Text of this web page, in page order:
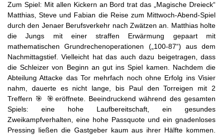
Zum Spiel: Mit allen Kickern an Bord trat das „Magische Dreieck“
Matthias, Steve und Fabian die Reise zum Mittwoch-Abend-Spiel
durch den Jenaer Berufsverkehr nach Zwätzen an. Matthias holte
die Jungs mit einer straffen Erwärmung gepaart mit
mathematischen Grundrechenoperationen („100-87“) aus dem
Nachmittagstief. Vielleicht hat das auch dazu beigetragen, dass
die Schleizer von Beginn an gut ins Spiel kamen. Nachdem die
Abteilung Attacke das Tor mehrfach noch ohne Erfolg ins Visier
nahm, dauerte es nicht lange, bis Paul den Torreigen mit 2
Treffern 🎯 🎯eröffnete. Beeindruckend während des gesamten
Spiels: eine hohe Laufbereitschaft, ein gesundes
Zweikampfverhalten, eine hohe Passquote und ein gnadenloses
Pressing ließen die Gastgeber kaum aus ihrer Hälfte kommen.